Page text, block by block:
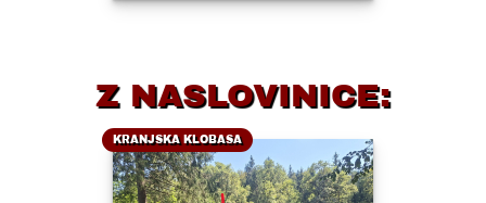
Z NASLOVINICE:
KRANJSKA KLOBASA